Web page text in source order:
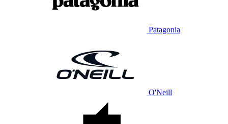
Patagonia
O'Neill